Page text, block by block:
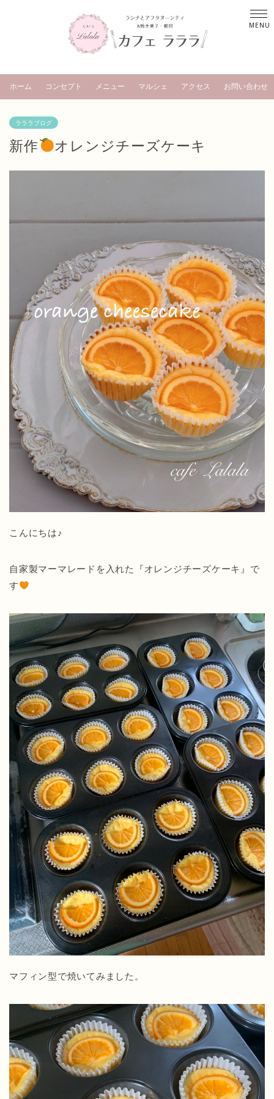
ホーム コンセプト メニュー マルシェ アクセス お問い合わせ
ラララブログ
新作 オレンジチーズケーキ
こんにちは♪
自家製マーマレードを入れた『オレンジチーズケーキ』で
す
マフィン型で焼いてみました。